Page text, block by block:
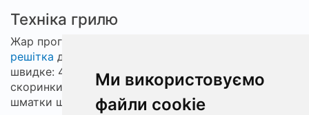
Ми використовуємо
файли cookie
Техніка грилю
Жар прогрівають 10–15 хвилин під кришкою,
решітка добре змащена олією. Смаження —
швидке: 4–5 хвилин з першого боку до рум'яної
скоринки, потім 3–4 хвилини з другого; товстіші
шматки ще 2–3 хвилини на холоднішій зоні.